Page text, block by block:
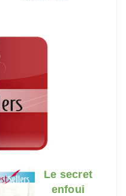
Le secret
enfoui